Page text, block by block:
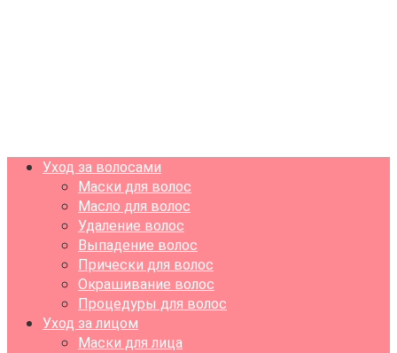
Уход за волосами
Маски для волос
Масло для волос
Удаление волос
Выпадение волос
Прически для волос
Окрашивание волос
Процедуры для волос
Уход за лицом
Маски для лица